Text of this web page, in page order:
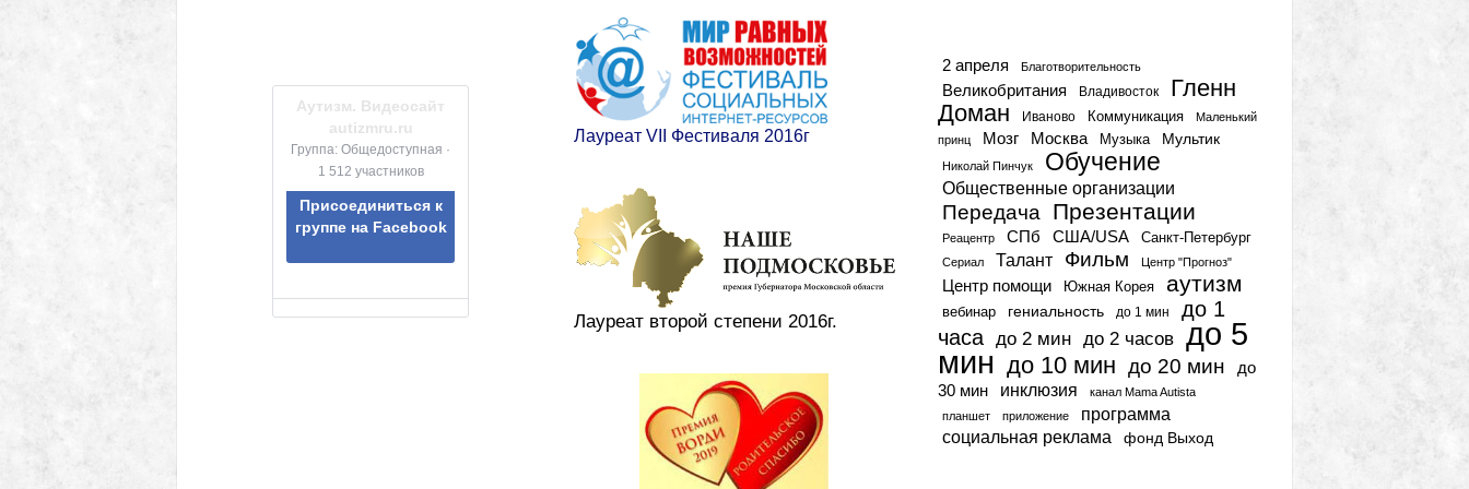
Аутизм. Видеосайт
autizmru.ru
Группа: Общедоступная ·
1 512 участников
Присоединиться к
группе на Facebook
Лауреат VII Фестиваля 2016г
Лауреат второй степени 2016г.
2 апреля Благотворительность
Великобритания Владивосток
Гленн
Доман
Иваново Коммуникация
Маленький
принц
Мозг Москва Музыка Мультик
Николай Пинчук Обучение
Общественные организации
Передача Презентации
Реацентр СПб США/USA Санкт-Петербург
Сериал Талант Фильм Центр "Прогноз"
Центр помощи Южная Корея аутизм
вебинар гениальность до 1 мин
до 1
часа
до 2 мин до 2 часов до 5
мин до 10 мин до 20 мин
до
30 мин
инклюзия
канал Mama Autista
планшет
приложение программа
социальная реклама фонд Выход